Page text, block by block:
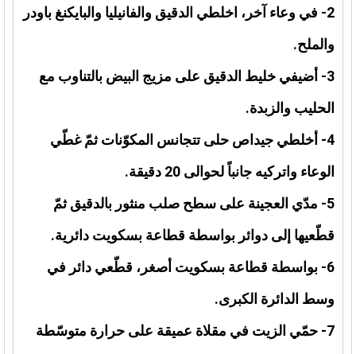
2- في وعاء آخر، اخلطي الدقيق والفانيليا والبايكنغ باودر
والملح.
3- أضيفي خليط الدقيق على مزيج البيض بالتناوب مع
الحليب والزبدة.
4- أخلطي جيداص حلى تتجانس المكوّنات ثمّ غطّي
الوعاء واتركيه جانباً لحوالى 20 دقيقة.
5- مدّي العجينة على سطح صلب منثور بالدقيق ثمّ
قطّعيها إلى دوائر بواسطة قطاعة بسكويت دائرية.
6- بواسطة قطاعة بسكويت أصغر، قطّعي دائر في
وسط الدائرة الكبرى.
7- حمّي الزيت في مقلاة عميقة على حرارة متوسّطة